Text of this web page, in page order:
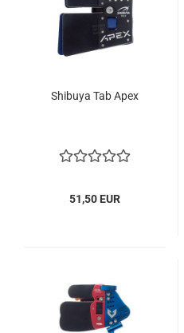
Shibuya Tab Apex
51,50 EUR